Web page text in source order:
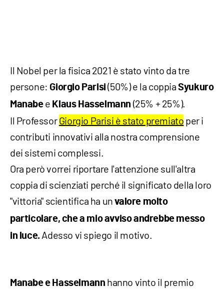
Il Nobel per la fisica 2021 è stato vinto da tre
persone: Giorgio Parisi (50%) e la coppiaSyukuro
Manabee Klaus Hasselmann (25% + 25%).
Il ProfessorGiorgio Parisi è stato premiato per i
contributi innovativi alla nostra comprensione
dei sistemi complessi.
Ora però vorrei riportare l'attenzione sull'altra
coppia di scienziati perché il significato della loro
"vittoria" scientifica ha unvalore molto
particolare, che a mio avviso andrebbe messo
in luce.Adesso vi spiego il motivo.
Manabe e Hasselmann hanno vinto il premio